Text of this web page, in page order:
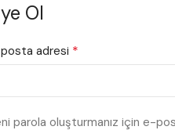
Ol
adresi *
parola oluşturmanız için e-